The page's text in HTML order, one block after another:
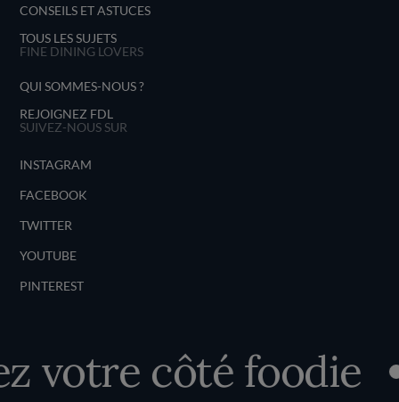
CONSEILS ET ASTUCES
TOUS LES SUJETS
FINE DINING LOVERS
QUI SOMMES-NOUS ?
REJOIGNEZ FDL
SUIVEZ-NOUS SUR
INSTAGRAM
FACEBOOK
TWITTER
YOUTUBE
PINTEREST
votre côté foodie